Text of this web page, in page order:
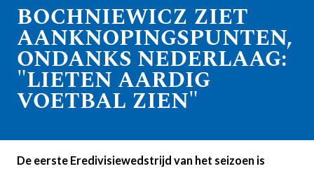
BOCHNIEWICZ ZIET
AANKNOPINGSPUNTEN,
ONDANKS NEDERLAAG:
"LIETEN AARDIG
VOETBAL ZIEN"
De eerste Eredivisiewedstrijd van het seizoen is